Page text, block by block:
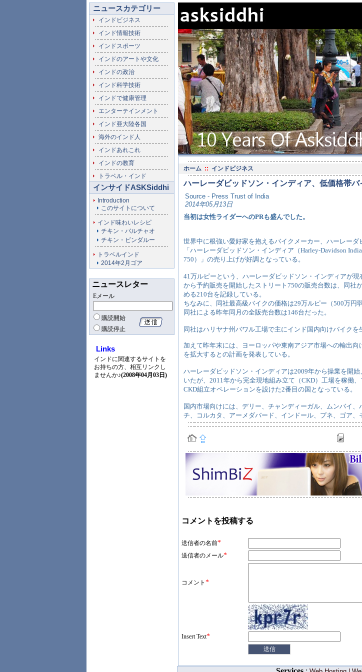
ニュースカテゴリー
インドビジネス
インド情報技術
インドスポーツ
インドのアートや文化
インドの政治
インド科学技術
インドで健康管理
エンターテインメント
インド亜大陸各国
海外のインド人
インドあれこれ
インドの教育
トラベル・インド
インサイドASKSiddhi
Introduction
このサイトについて
インド味わいレシピ
チキン・バルチャオ
チキン・ビンダルー
トラベルインド
2014年2月ゴア
ニュースレター
Eメール
購読開始
購読停止
Links
インドに関連するサイトを
お持ちの方、相互リンクし
ませんか♪(2008年04月03日)
ホーム :: インドビジネス
ハーレーダビッドソン・インディア、低価格帯バ
Source - Press Trust of India
2014年05月13日
当初は女性ライダーへのPRも盛んでした。
世界中に根強い愛好家を抱えるバイクメーカー、ハーレーダ
「ハーレーダビッドソン・インディア（Harley-Davidson
750）」の売り上げが好調となっている。
41万ルピーという、ハーレーダビッドソン・インディアが
から予約販売を開始したストリート750の販売台数は、同社
める210台を記録している。
ちなみに、同社最高級バイクの価格は29万ルピー（500万円
同社による昨年同月の全販売台数は146台だった。
同社はハリヤナ州バワル工場で主にインド国内向けバイクを
加えて昨年末には、ヨーロッパや東南アジア市場への輸出
を拡大するとの計画を発表している。
ハーレーダビッドソン・インディアは2009年から操業を開
いたが、2011年から完全現地組み立て（CKD）工場を稼働
CKD組立オペレーションを設けた2番目の国となっている。
国内市場向けには、デリー、チャンディーガル、ムンバイ
チ、コルカタ、アーメダバード、インドール、プネ、ゴア、
コメントを投稿する
送信者の名前*
送信者のメール*
コメント *
Insert Text*